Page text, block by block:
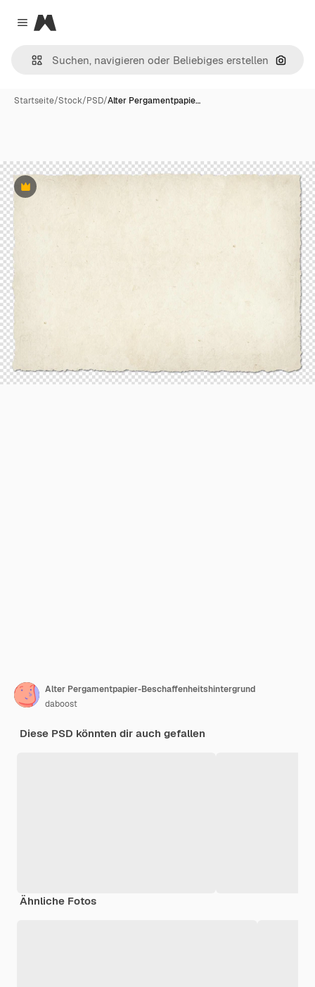
Close menu
Magnific
Nach
Startseite/Stock/PSD/Alter Pergamentpapie…
Premium
Alter Pergamentpapier-Beschaffenheitshintergrund
daboost
Diese PSD könnten dir auch gefallen
Ähnliche Fotos